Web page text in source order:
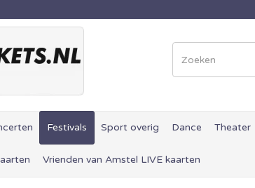
Festivals Sport overig Dance Theater
Vrienden van Amstel LIVE kaarten